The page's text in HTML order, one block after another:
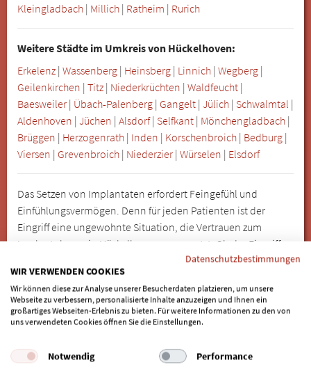
Kleingladbach | Millich | Ratheim | Rurich
Weitere Städte im Umkreis von Hückelhoven:
Erkelenz | Wassenberg | Heinsberg | Linnich | Wegberg |
Geilenkirchen | Titz | Niederkrüchten | Waldfeucht |
Baesweiler | Übach-Palenberg | Gangelt | Jülich | Schwalmtal |
Aldenhoven | Jüchen | Alsdorf| Selfkant | Mönchengladbach |
Brüggen | Herzogenrath | Inden | Korschenbroich | Bedburg |
Viersen | Grevenbroich | Niederzier | Würselen | Elsdorf
Das Setzen von Implantaten erfordert Feingefühl und
Einfühlungsvermögen. Denn für jeden Patienten ist der
Eingriff eine ungewohnte Situation, die Vertrauen zum
Implantologen in Hückelhoven voraussetzt. Ob der Eingriff
mit oder ohne Sedierung / Narkose verläuft, besprechen
vorab Patient und Implantologe und entscheiden
individuell. Implantate sind in den meisten Fällen die
komfortabelste Lösung für Zahnersatz, weisen bei der
richtigen Pflege eine lange Haltbarkeit auf und lassen den
handelt.
Datenschutzbestimmungen
WIR VERWENDEN COOKIES
Wir können diese zur Analyse unserer Besucherdaten platzieren, um unsere
Webseite zu verbessern, personalisierte Inhalte anzuzeigen und Ihnen ein
großartiges Webseiten-Erlebnis zu bieten. Für weitere Informationen zu den von
uns verwendeten Cookies öffnen Sie die Einstellungen.
Notwendig
Performance